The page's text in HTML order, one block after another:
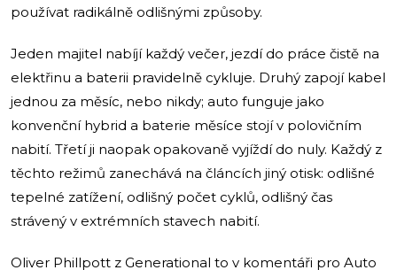
používat radikálně odlišnými způsoby.
Jeden majitel nabíjí každý večer, jezdí do práce čistě na
elektřinu a baterii pravidelně cykluje. Druhý zapojí kabel
jednou za měsíc, nebo nikdy; auto funguje jako
konvenční hybrid a baterie měsíce stojí v polovičním
nabití. Třetí ji naopak opakovaně vyjíždí do nuly. Každý z
těchto režimů zanechává na článcích jiný otisk: odlišné
tepelné zatížení, odlišný počet cyklů, odlišný čas
strávený v extrémních stavech nabití.
Oliver Phillpott z Generational to v komentáři pro Auto